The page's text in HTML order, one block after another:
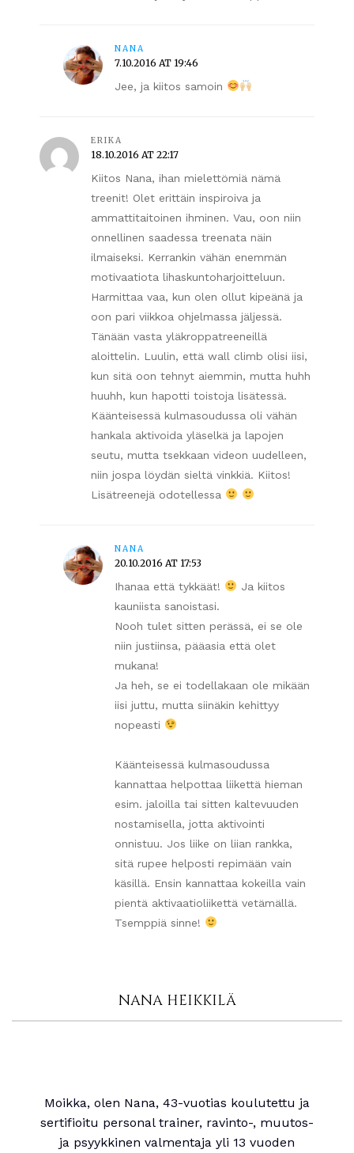
NANA
7.10.2016 AT 19:46
Jee, ja kiitos samoin
ERIKA
18.10.2016 AT 22:17
Kiitos Nana, ihan mielettömiä nämä
treenit! Olet erittäin inspiroiva ja
ammattitaitoinen ihminen. Vau, oon niin
onnellinen saadessa treenata näin
ilmaiseksi. Kerrankin vähän enemmän
motivaatiota lihaskuntoharjoitteluun.
Harmittaa vaa, kun olen ollut kipeänä ja
oon pari viikkoa ohjelmassa jäljessä.
Tänään vasta yläkroppatreeneillä
aloittelin. Luulin, että wall climb olisi iisi,
kun sitä oon tehnyt aiemmin, mutta huhh
huuhh, kun hapotti toistoja lisätessä.
Käänteisessä kulmasoudussa oli vähän
hankala aktivoida yläselkä ja lapojen
seutu, mutta tsekkaan videon uudelleen,
niin jospa löydän sieltä vinkkiä. Kiitos!
Lisätreenejä odotellessa
NANA
20.10.2016 AT 17:53
Ihanaa että tykkäät!
Ja kiitos
kauniista sanoistasi.
Nooh tulet sitten perässä, ei se ole
niin justiinsa, pääasia että olet
mukana!
Ja heh, se ei todellakaan ole mikään
iisi juttu, mutta siinäkin kehittyy
nopeasti
Käänteisessä kulmasoudussa
kannattaa helpottaa liikettä hieman
esim. jaloilla tai sitten kaltevuuden
nostamisella, jotta aktivointi
onnistuu. Jos liike on liian rankka,
sitä rupee helposti repimään vain
käsillä. Ensin kannattaa kokeilla vain
pientä aktivaatioliikettä vetämällä.
Tsemppiä sinne!
NANA HEIKKILÄ
Moikka, olen Nana, 43-vuotias koulutettu ja
sertifioitu personal trainer, ravinto-, muutos-
ja psyykkinen valmentaja yli 13 vuoden